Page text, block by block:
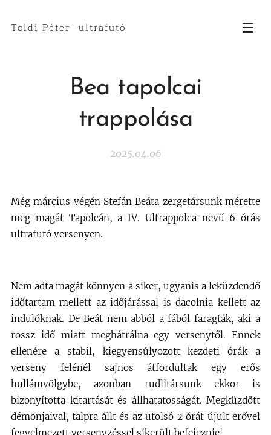
Toldi Péter -ultrafutó
Bea tapolcai
trappolása
2025.04.06
Még március végén Stefán Beáta zergetársunk mérette
meg magát Tapolcán, a IV. Ultrappolca nevű 6 órás
ultrafutó versenyen.
Nem adta magát könnyen a siker, ugyanis a leküzdendő
időtartam mellett az időjárással is dacolnia kellett az
indulóknak. De Beát nem abból a fából faragták, aki a
rossz idő miatt meghátrálna egy versenytől. Ennek
ellenére a stabil, kiegyensúlyozott kezdeti órák a
verseny felénél sajnos átfordultak egy erős
hullámvölgybe, azonban rudlitársunk ekkor is
bizonyította kitartását és állhatatosságát. Megküzdött
démonjaival, talpra állt és az utolsó 2 órát újult erővel